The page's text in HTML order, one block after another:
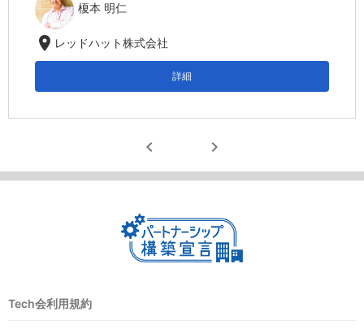
榎本 明仁
location_on レッドハット株式会社
詳細
chevron_left chevron_right
Tech会利用規約